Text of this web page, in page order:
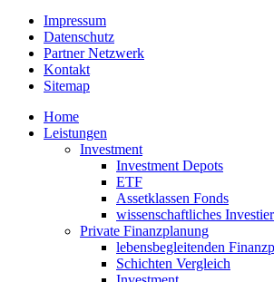
Impressum
Datenschutz
Partner Netzwerk
Kontakt
Sitemap
Home
Leistungen
Investment
Investment Depots
ETF
Assetklassen Fonds
wissenschaftliches
Private Finanzplanung
lebensbegleitenden
Schichten Vergleich